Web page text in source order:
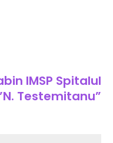
IMSP Spitalul
Testemitanu”